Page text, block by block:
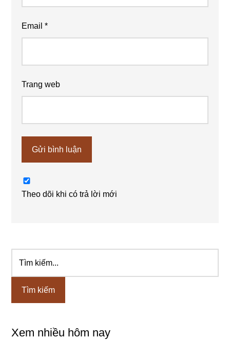
Email*
Trang web
Theo dõi khi có trả lời mới
Sidebar
chính
kiếm...
Xem nhiều hôm nay